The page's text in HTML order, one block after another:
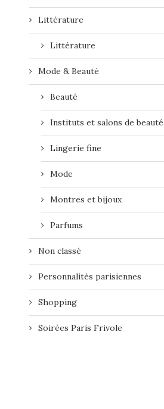
Littérature
Littérature
Mode & Beauté
Beauté
Instituts et salons de beauté
Lingerie fine
Mode
Montres et bijoux
Parfums
Non classé
Personnalités parisiennes
Shopping
Soirées Paris Frivole